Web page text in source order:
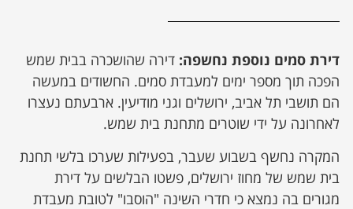
דירת סמים נוספת נחשפה: דירה שהושכרה בבית שמש
הפכה תוך מספר ימים למעבדת סמים. החשודים במעשה
הם תושבי תל אביב, ירושלים וגני מודיעין. ארבעתם נעצרו
לאחרונה על ידי שוטרים מתחנת בית שמש.
המקרה נחשף בשבוע שעבר, בפעילות שערכו בלשי תחנת
בית שמש של מחוז ירושלים, פשטו הבלשים על דירת
מגורים בה נמצא כי חדרי השינה "הוסבו" לטובת מעבדת